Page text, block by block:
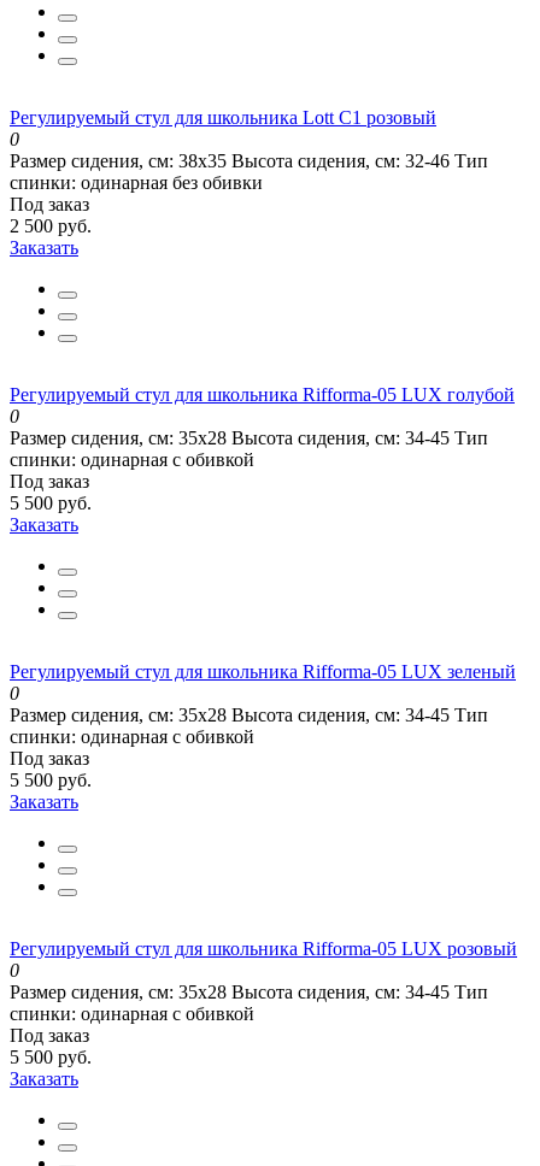
Регулируемый стул для школьника Lott С1 розовый
0
Размер сидения, см: 38х35 Высота сидения, см: 32-46 Тип
спинки: одинарная без обивки
Под заказ
2 500 руб.
Заказать
Регулируемый стул для школьника Rifforma-05 LUX голубой
0
Размер сидения, см: 35х28 Высота сидения, см: 34-45 Тип
спинки: одинарная с обивкой
Под заказ
5 500 руб.
Заказать
Регулируемый стул для школьника Rifforma-05 LUX зеленый
0
Размер сидения, см: 35х28 Высота сидения, см: 34-45 Тип
спинки: одинарная с обивкой
Под заказ
5 500 руб.
Заказать
Регулируемый стул для школьника Rifforma-05 LUX розовый
0
Размер сидения, см: 35х28 Высота сидения, см: 34-45 Тип
спинки: одинарная с обивкой
Под заказ
5 500 руб.
Заказать